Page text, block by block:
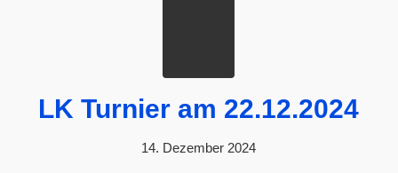
LK Turnier am 22.12.2024
14. Dezember 2024